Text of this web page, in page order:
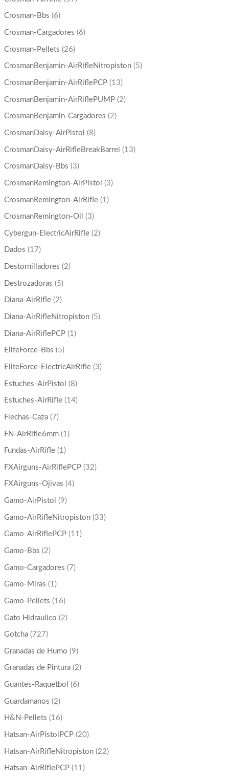
Crosman-Bbs (6)
Crosman-Cargadores (6)
Crosman-Pellets (26)
CrosmanBenjamin-AirRifleNitropiston (5)
CrosmanBenjamin-AirRiflePCP (13)
CrosmanBenjamin-AirRiflePUMP (2)
CrosmanBenjamin-Cargadores (2)
CrosmanDaisy-AirPistol (8)
CrosmanDaisy-AirRifleBreakBarrel (13)
CrosmanDaisy-Bbs (3)
CrosmanRemington-AirPistol (3)
CrosmanRemington-AirRifle (1)
CrosmanRemington-Oil (3)
Cybergun-ElectricAirRifle (2)
Dados (17)
Destornilladores (2)
Destrozadoras (5)
Diana-AirRifle (2)
Diana-AirRifleNitropiston (5)
Diana-AirRiflePCP (1)
EliteForce-Bbs (5)
EliteForce-ElectricAirRifle (3)
Estuches-AirPistol (8)
Estuches-AirRifle (14)
Flechas-Caza (7)
FN-AirRifle6mm (1)
Fundas-AirRifle (1)
FXAirguns-AirRiflePCP (32)
FXAirguns-Ojivas (4)
Gamo-AirPistol (9)
Gamo-AirRifleNitropiston (33)
Gamo-AirRiflePCP (11)
Gamo-Bbs (2)
Gamo-Cargadores (7)
Gamo-Miras (1)
Gamo-Pellets (16)
Gato Hidraulico (2)
Gotcha (727)
Granadas de Humo (9)
Granadas de Pintura (2)
Guantes-Raquetbol (6)
Guardamanos (2)
H&N-Pellets (16)
Hatsan-AirPistolPCP (20)
Hatsan-AirRifleNitropiston (22)
Hatsan-AirRiflePCP (11)